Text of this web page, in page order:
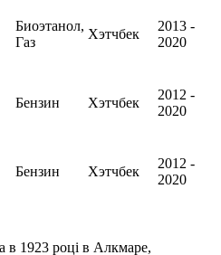
Биоэтанол,
Газ
Хэтчбек
2013 -
2020
Бензин Хэтчбек
2012 -
2020
Бензин Хэтчбек
2012 -
2020
в 1923 році в Алкмаре,